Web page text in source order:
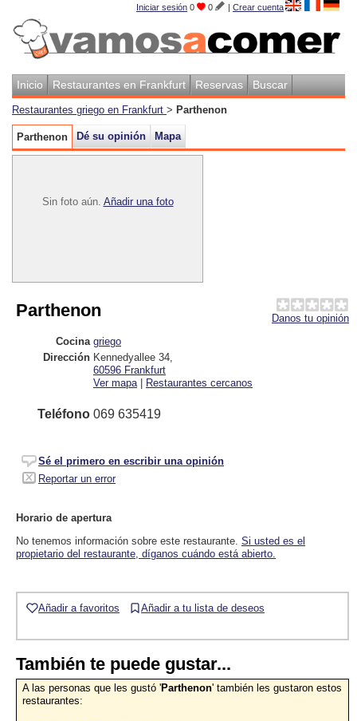
Iniciar sesión 0 0 | Crear cuenta
Inicio Restaurantes en Frankfurt Reservas Buscar
Restaurantes griego en Frankfurt > Parthenon
Parthenon Dé su opinión Mapa
Sin foto aún. Añadir una foto
Danos tu opinión
Parthenon
Cocina griego
Dirección Kennedyallee 34
60596 Frankfurt
Ver mapa | Restaurantes cercanos
Teléfono 069 635419
Sé el primero en escribir una opinión
Reportar un error
Horario de apertura
No tenemos información sobre este restaurante. Si usted es el
propietario del restaurante, díganos cuándo está abierto.
Añadir a favoritos Añadir a tu lista de deseos
También te puede gustar...
A las personas que les gustó 'Parthenon' también les gustaron estos
restaurantes: